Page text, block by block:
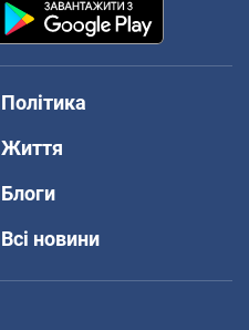
Політика
Життя
Блоги
Всі новини